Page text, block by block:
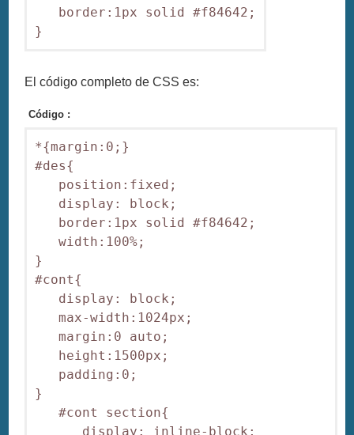
border:1px solid #f84642;
El código completo de CSS es:
Código :
*{margin:0;}
#des{
position:fixed;
display: block;
border:1px solid #f84642;
width:100%;
}
#cont{
display: block;
max-width:1024px;
margin:0 auto;
height:1500px;
padding:0;
}
#cont section{
display: inline-block;